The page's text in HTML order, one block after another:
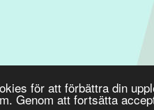
för att förbättra din
Genom att fortsätta
levererad av DistansData